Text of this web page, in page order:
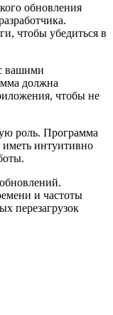
обновления
чтобы убедиться в
вашими
должна
чтобы не
роль. Программа
интуитивно
и частоты
перезагрузок